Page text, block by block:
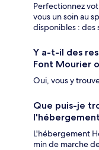
Perfectionnez
vous un soin au
disponibles : des
Y a-t-il des
Font Mourier
Oui, vous y
Que puis-je
L'hébergement
min de marche